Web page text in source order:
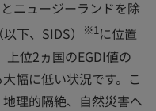
ニュージーランドを除
下、SIDS）
※1に位置
上位2ヵ国のEGDI値の
幅に低い状況です。こ
理的隔絶、自然災害へ